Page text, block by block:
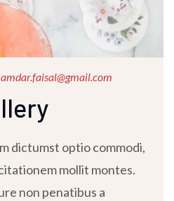
dictumst optio commodi,
mollit montes.
non penatibus a